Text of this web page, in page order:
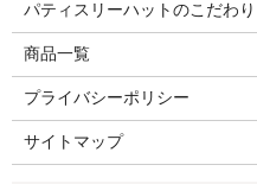
パティスリーハットのこだわり
商品一覧
プライバシーポリシー
サイトマップ